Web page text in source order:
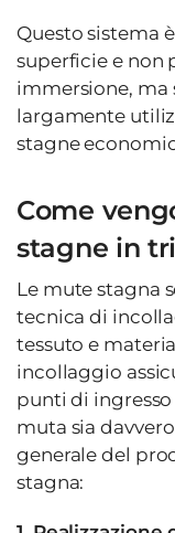
Questo sistema
superficie e non
immersione, ma
largamente
stagne
Come
stagne in
Le mute stagna
tecnica di
tessuto e
incollaggio
punti di ingresso
muta sia
generale del
stagna: